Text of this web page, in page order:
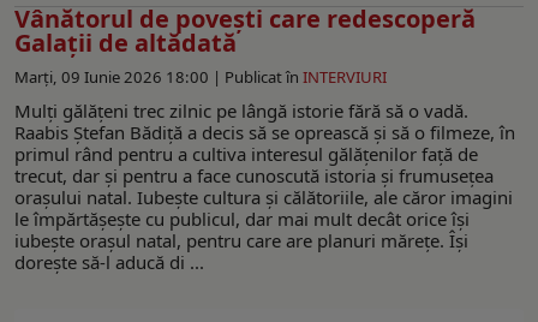
Vânătorul de povești care redescoperă
Galații de altădată
Marți, 09 Iunie 2026 18:00 | Publicat în INTERVIURI
Mulți gălățeni trec zilnic pe lângă istorie fără să o vadă.
Raabis Ștefan Bădiță a decis să se oprească și să o filmeze, în
primul rând pentru a cultiva interesul gălățenilor față de
trecut, dar și pentru a face cunoscută istoria și frumusețea
orașului natal. Iubește cultura și călătoriile, ale căror imagini
le împărtășește cu publicul, dar mai mult decât orice își
iubește orașul natal, pentru care are planuri mărețe. Își
dorește să-l aducă di ...